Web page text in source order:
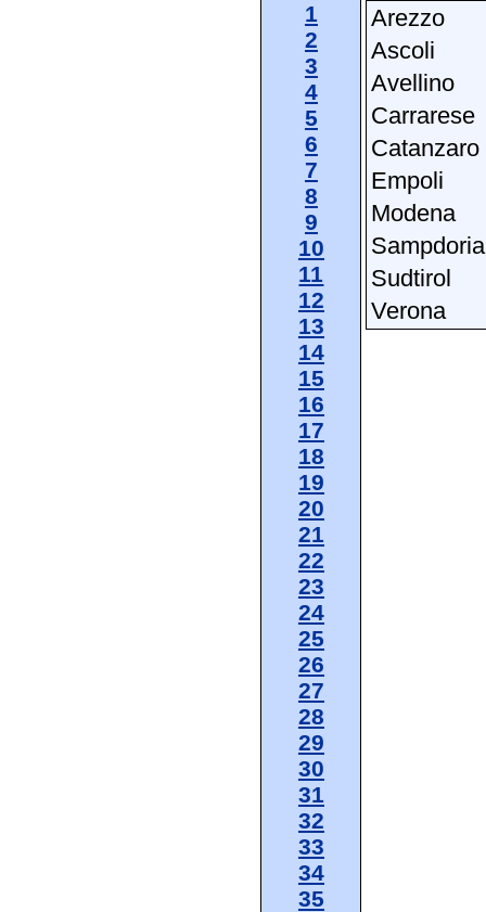
1
2
3
4
5
6
7
8
9
10
11
12
13
14
15
16
17
18
19
20
21
22
23
24
25
26
27
28
29
30
31
32
33
34
35
Arezzo
Ascoli
Avellino
Carrarese
Catanzaro
Empoli
Modena
Sampdoria
Sudtirol
Verona